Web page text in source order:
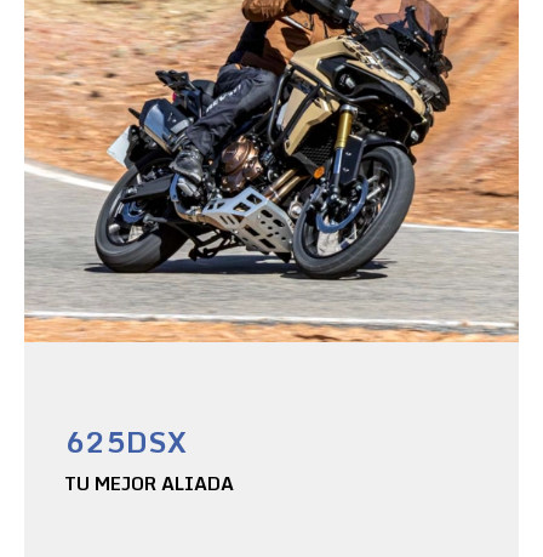
625DSX
TU MEJOR ALIADA